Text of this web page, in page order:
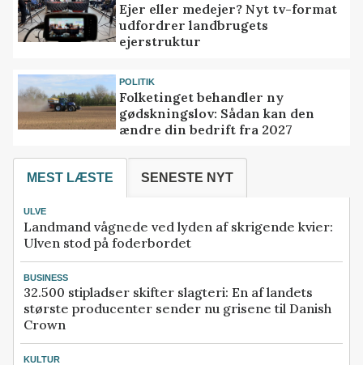
Ejer eller medejer? Nyt tv-format
udfordrer landbrugets
ejerstruktur
POLITIK
Folketinget behandler ny
gødskningslov: Sådan kan den
ændre din bedrift fra 2027
MEST LÆSTE SENESTE NYT
ULVE
Landmand vågnede ved lyden af skrigende kvier:
Ulven stod på foderbordet
BUSINESS
32.500 stipladser skifter slagteri: En af landets
største producenter sender nu grisene til Danish
Crown
KULTUR